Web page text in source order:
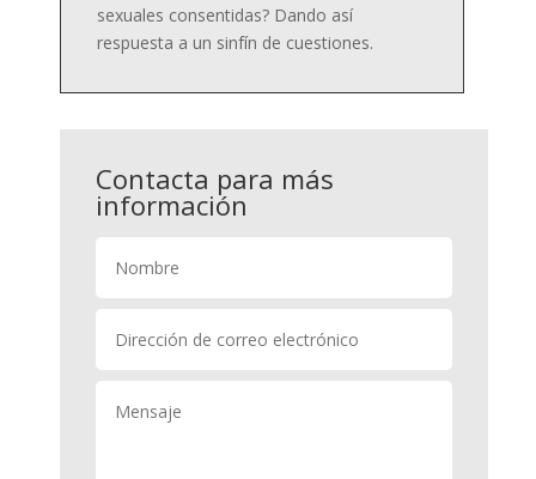
sexuales consentidas? Dando así
respuesta a un sinfín de cuestiones.
Contacta para más
información